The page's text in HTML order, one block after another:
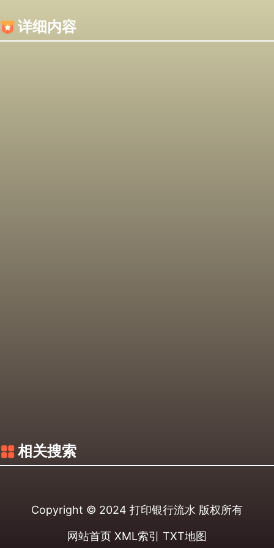
详细内容
相关搜索
Copyright © 2024 打印银行流水 版权所有
网站首页 XML索引 TXT地图